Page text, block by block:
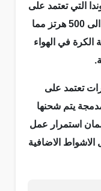
التي تعتمد على
مستشعرات حركة عالية التردد تصل الى 500 هرتز مما
الكرة في الهواء
تعتمد على
يتم شحنها
استمرار عمل
الاشواط الاضافية